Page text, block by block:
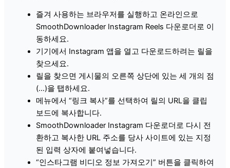
즐겨 사용하는 브라우저를 실행하고 온라인으로
SmoothDownloader Instagram Reels 다운로더로 이
동하세요.
기기에서 Instagram 앱을 열고 다운로드하려는 릴을
찾으세요.
릴을 찾으면 게시물의 오른쪽 상단에 있는 세 개의 점
(…)을 탭하세요.
메뉴에서 “링크 복사”를 선택하여 릴의 URL을 클립
보드에 복사합니다.
SmoothDownloader Instagram 다운로더로 다시 전
환하고 복사한 URL 주소를 당사 사이트에 있는 지정
된 입력 상자에 붙여넣습니다.
“인스타그램 비디오 정보 가져오기” 버튼을 클릭하여